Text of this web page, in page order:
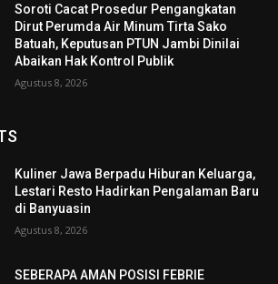
Soroti Cacat Prosedur Pengangkatan
Dirut Perumda Air Minum Tirta Sako
Batuah, Keputusan PTUN Jambi Dinilai
Abaikan Hak Kontrol Publik
Agustus 8, 2026
Kuliner Jawa Berpadu Hiburan Keluarga,
Lestari Resto Hadirkan Pengalaman Baru
di Banyuasin
Agustus 8, 2026
SEBERAPA AMAN POSISI FEBRIE